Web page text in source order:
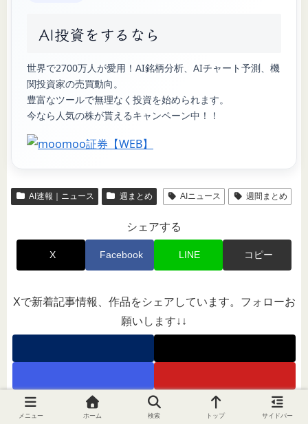
AI投資をするなら
世界で2700万人が愛用！AI銘柄分析、AIチャート予測、機
関投資家の売買動向。
豊富なツールで無理なく投資を始められます。
今なら人気の株が貰えるキャンペーン中！！
AI速報｜ニュース 週まとめ AIニュース 週間まとめ
シェアする
X Facebook LINE コピー
Xで新着記事情報、作品をシェアしています。フォローお
願いします↓↓
メニュー ホーム 検索 トップ サイドバー